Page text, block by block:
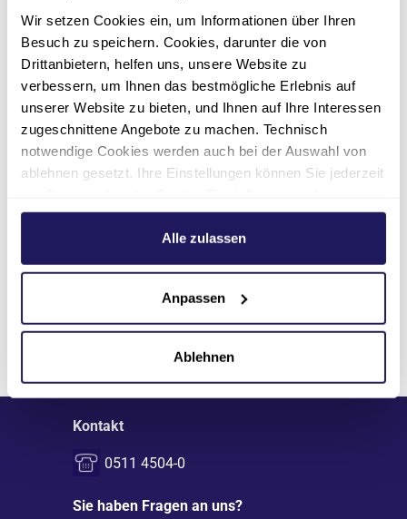
Wir setzen Cookies ein, um Informationen über Ihren
Besuch zu speichern. Cookies, darunter die von
Drittanbietern, helfen uns, unsere Website zu
verbessern, um Ihnen das bestmögliche Erlebnis auf
unserer Website zu bieten, und Ihnen auf Ihre Interessen
zugeschnittene Angebote zu machen. Technisch
notwendige Cookies werden auch bei der Auswahl von
ablehnen gesetzt. Ihre Einstellungen können Sie jederzeit
Weitere Informationen hierzu finden Sie in unserer
.
Alle zulassen
Anpassen
Ablehnen
Fax
Anfahrt
Seite teilen
Kontakt
0511 4504-0
Sie haben Fragen an uns?